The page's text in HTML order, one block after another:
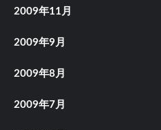
2009年11月
2009年9月
2009年8月
2009年7月